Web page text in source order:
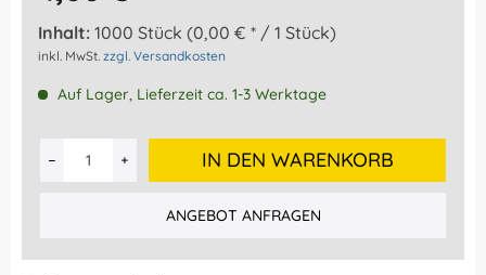
Inhalt: 1000 Stück (0,00 € * / 1 Stück)
inkl. MwSt. zzgl. Versandkosten
Auf Lager, Lieferzeit ca. 1-3 Werktage
IN DEN WARENKORB
ANGEBOT ANFRAGEN